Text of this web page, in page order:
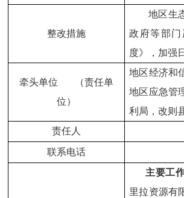
整改措施
地区生
政府等部
度》，加强
牵头单位 （责任单
位）
地区经济和
地区应急管
利局，改则
责任人
联系电话
主要工作
里拉资源有